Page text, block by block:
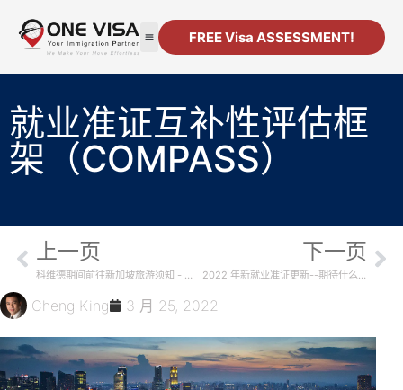
FREE Visa ASSESSMENT!
就业准证互补性评估框
架（COMPASS）
上一页
科维德期间前往新加坡旅游须知 - 安全旅行通行证
下一页
2022 年新就业准证更新--期待什么？
Cheng King 3 月 25, 2022